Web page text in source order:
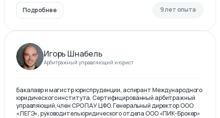
Подробнее 9 лет опыта
Игорь Шнабель
Арбитражный управляющий и юрист
Бакалавр и магистр юриспруденции, аспирант Международного
юридического института. Сертифицированный арбитражный
управляющий, член СРО ПАУ ЦФО. Генеральный директор ООО
«ЛЕГЭ», руководитель юридического отдела ООО «ПИК-Брокер»